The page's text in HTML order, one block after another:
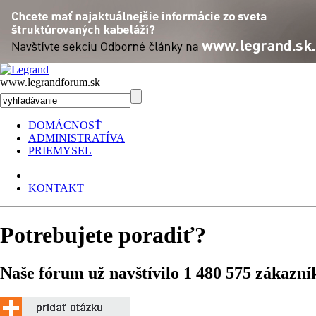
www.legrandforum.sk
DOMÁCNOSŤ
ADMINISTRATÍVA
PRIEMYSEL
KONTAKT
Potrebujete poradiť?
Naše fórum už navštívilo 1 480 575